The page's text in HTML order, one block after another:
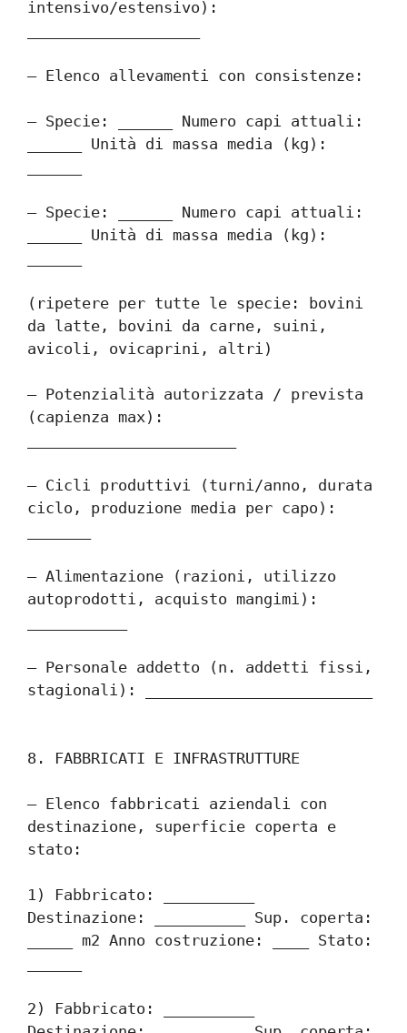
intensivo/estensivo):
– Elenco allevamenti con consistenze:
– Specie: ______ Numero capi attuali:
______ Unità di massa media (kg):
– Specie: ______ Numero capi attuali:
______ Unità di massa media (kg):
(ripetere per tutte le specie: bovini
da latte, bovini da carne, suini,
avicoli, ovicaprini, altri)
– Potenzialità autorizzata / prevista
(capienza max):
– Cicli produttivi (turni/anno, durata
ciclo, produzione media per capo):
– Alimentazione (razioni, utilizzo
autoprodotti, acquisto mangimi):
– Personale addetto (n. addetti fissi,
stagionali): _________________________
8. FABBRICATI E INFRASTRUTTURE
– Elenco fabbricati aziendali con
destinazione, superficie coperta e
stato:
1) Fabbricato: __________
Destinazione: __________ Sup. coperta:
_____ m2 Anno costruzione: ____ Stato:
2) Fabbricato: __________